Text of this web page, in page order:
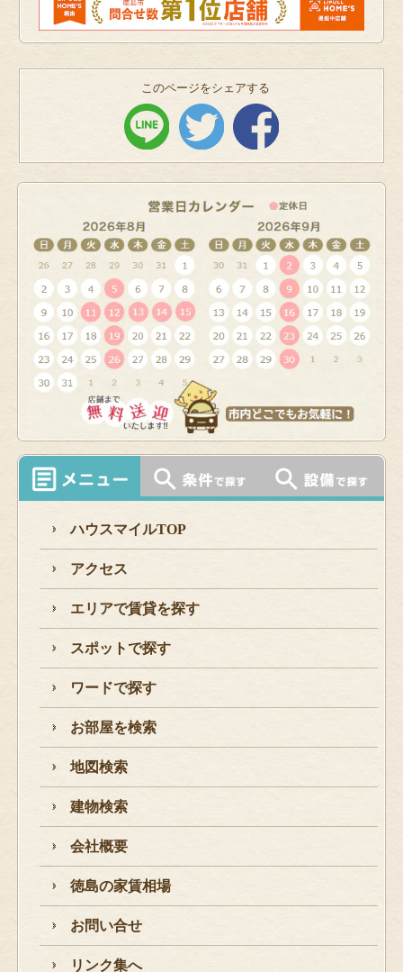
このページをシェアする
ハウスマイルTOP
アクセス
エリアで賃貸を探す
スポットで探す
ワードで探す
お部屋を検索
地図検索
建物検索
会社概要
徳島の家賃相場
お問い合せ
リンク集へ